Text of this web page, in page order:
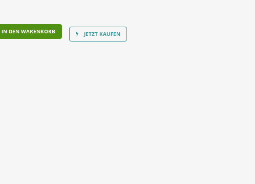
IN DEN WARENKORB JETZT KAUFEN